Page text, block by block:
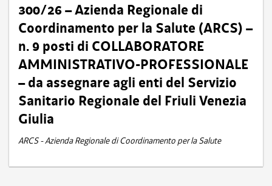
300/26 – Azienda Regionale di
Coordinamento per la Salute (ARCS) –
n. 9 posti di COLLABORATORE
AMMINISTRATIVO-PROFESSIONALE
– da assegnare agli enti del Servizio
Sanitario Regionale del Friuli Venezia
Giulia
ARCS - Azienda Regionale di Coordinamento per la Salute